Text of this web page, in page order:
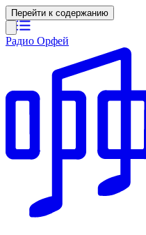
Перейти к содержанию
Радио Орфей